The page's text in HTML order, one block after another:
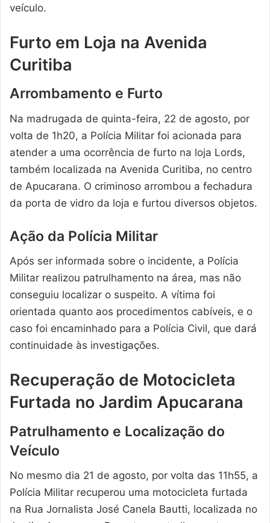
veículo.
Furto em Loja na Avenida
Curitiba
Arrombamento e Furto
Na madrugada de quinta-feira, 22 de agosto, por
volta de 1h20, a Polícia Militar foi acionada para
atender a uma ocorrência de furto na loja Lords,
também localizada na Avenida Curitiba, no centro
de Apucarana. O criminoso arrombou a fechadura
da porta de vidro da loja e furtou diversos objetos.
Ação da Polícia Militar
Após ser informada sobre o incidente, a Polícia
Militar realizou patrulhamento na área, mas não
conseguiu localizar o suspeito. A vítima foi
orientada quanto aos procedimentos cabíveis, e o
caso foi encaminhado para a Polícia Civil, que dará
continuidade às investigações.
Recuperação de Motocicleta
Furtada no Jardim Apucarana
Patrulhamento e Localização do
Veículo
No mesmo dia 21 de agosto, por volta das 11h55, a
Polícia Militar recuperou uma motocicleta furtada
na Rua Jornalista José Canela Bautti, localizada no